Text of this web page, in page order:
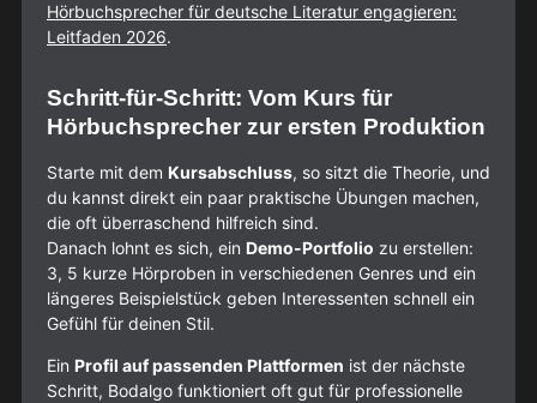
Hörbuchsprecher für deutsche Literatur engagieren:
Leitfaden 2026.
Schritt-für-Schritt: Vom Kurs für
Hörbuchsprecher zur ersten Produktion
Starte mit dem Kursabschluss, so sitzt die Theorie, und
du kannst direkt ein paar praktische Übungen machen,
die oft überraschend hilfreich sind.
Danach lohnt es sich, ein Demo-Portfolio zu erstellen:
3, 5 kurze Hörproben in verschiedenen Genres und ein
längeres Beispielstück geben Interessenten schnell ein
Gefühl für deinen Stil.
Ein Profil auf passenden Plattformen ist der nächste
Schritt, Bodalgo funktioniert oft gut für professionelle